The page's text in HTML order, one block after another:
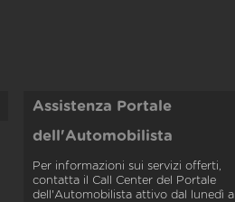
Assistenza Portale
dell'Automobilista
Per informazioni sui servizi offerti,
contatta il Call Center del Portale
dell'Automobilista attivo dal lunedì al